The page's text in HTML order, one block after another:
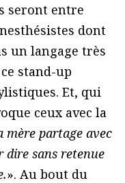
seront entre
dont
un langage très
stand-up
Et, qui
ceux avec la
mère partage avec
dire sans retenue
». Au bout du